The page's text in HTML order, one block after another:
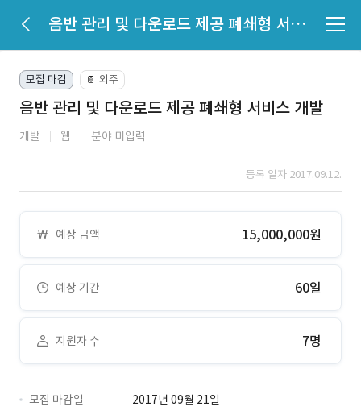
음반 관리 및 다운로드 제공 폐쇄형 서비스 개발
모집 마감 📔 외주
음반 관리 및 다운로드 제공 폐쇄형 서비스 개발
개발 웹 분야 미입력
등록 일자 2017.09.12.
예상 금액 15,000,000원
예상 기간 60일
지원자 수 7명
모집 마감일
2017년 09월 21일